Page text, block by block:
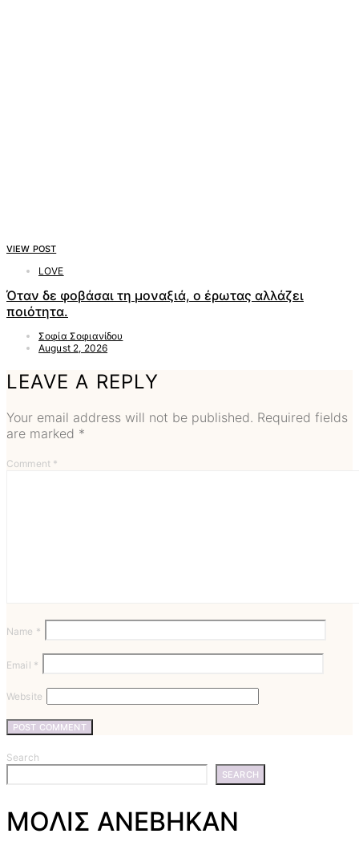
VIEW POST
LOVE
Όταν δε φοβάσαι τη μοναξιά, ο έρωτας αλλάζει
ποιότητα.
Σοφία Σοφιανίδου
August 2, 2026
LEAVE A REPLY
Your email address will not be published. Required fields
are marked *
Comment *
Name *
Email *
Website
Search
SEARCH
ΜΟΛΙΣ ΑΝΕΒΗΚΑΝ